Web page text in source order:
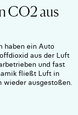
CO2 aus
haben ein Auto
aus der Luft
und fast
fließt Luft in
ausgestoßen.